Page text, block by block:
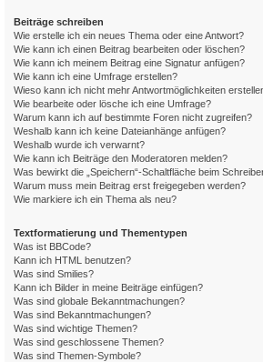
Beiträge schreiben
Wie erstelle ich ein neues Thema oder eine Antwort?
Wie kann ich einen Beitrag bearbeiten oder löschen?
Wie kann ich meinem Beitrag eine Signatur anfügen?
Wie kann ich eine Umfrage erstellen?
Wieso kann ich nicht mehr Antwortmöglichkeiten
Wie bearbeite oder lösche ich eine Umfrage?
Warum kann ich auf bestimmte Foren nicht zugreifen?
Weshalb kann ich keine Dateianhänge anfügen?
Weshalb wurde ich verwarnt?
Wie kann ich Beiträge den Moderatoren melden?
Was bewirkt die „Speichern“-Schaltfläche beim
Warum muss mein Beitrag erst freigegeben werden?
Wie markiere ich ein Thema als neu?
Textformatierung und Thementypen
Was ist BBCode?
Kann ich HTML benutzen?
Was sind Smilies?
Kann ich Bilder in meine Beiträge einfügen?
Was sind globale Bekanntmachungen?
Was sind Bekanntmachungen?
Was sind wichtige Themen?
Was sind geschlossene Themen?
Was sind Themen-Symbole?